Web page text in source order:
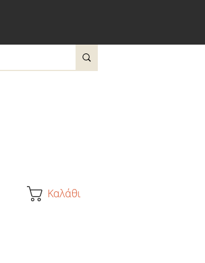
Καλάθι